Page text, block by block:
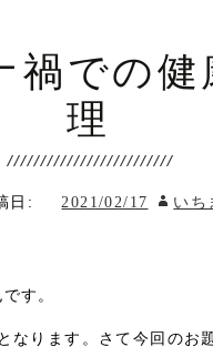
禍での健
理
日: 2021/02/17 いち
す。
なります。さて今回のお